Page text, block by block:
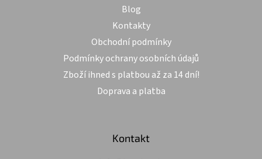
Blog
Kontakty
Obchodní podmínky
Podmínky ochrany osobních údajů
Zboží ihned s platbou až za 14 dní!
Doprava a platba
Kontakt